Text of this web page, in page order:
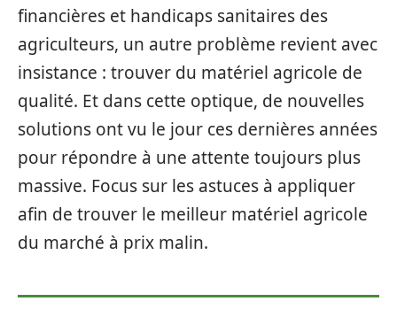
financières et handicaps sanitaires des
agriculteurs, un autre problème revient avec
insistance : trouver du matériel agricole de
qualité. Et dans cette optique, de nouvelles
solutions ont vu le jour ces dernières années
pour répondre à une attente toujours plus
massive. Focus sur les astuces à appliquer
afin de trouver le meilleur matériel agricole
du marché à prix malin.